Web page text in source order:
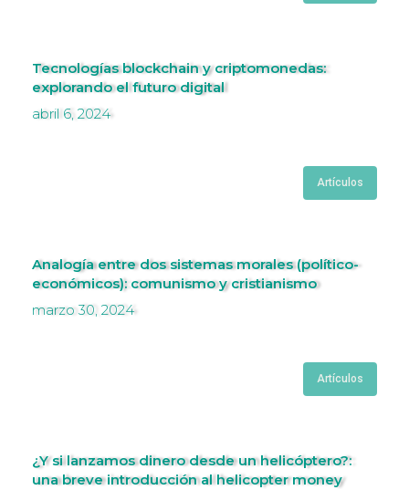
Tecnologías blockchain y criptomonedas:
explorando el futuro digital
abril 6, 2024
Artículos
Analogía entre dos sistemas morales (político-
económicos): comunismo y cristianismo
marzo 30, 2024
Artículos
¿Y si lanzamos dinero desde un helicóptero?:
una breve introducción al helicopter money